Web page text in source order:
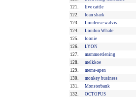
121.
live cattle
122.
loan shark
123.
Londense walvis
124.
London Whale
125.
loonie
126.
LYON
127.
mammoetlening
128.
melkkoe
129.
meme-apen
130.
monkey business
131.
Monsterbank
132.
OCTOPUS